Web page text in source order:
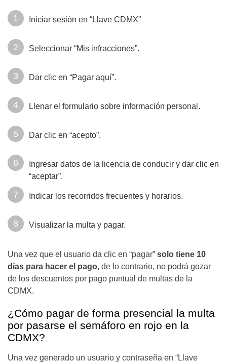
Iniciar sesión en “Llave CDMX”
Seleccionar “Mis infracciones”.
Dar clic en “Pagar aquí”.
Llenar el formulario sobre información personal.
Dar clic en “acepto”.
Ingresar datos de la licencia de conducir y dar clic en
“aceptar”.
Indicar los recorridos frecuentes y horarios.
Visualizar la multa y pagar.
Una vez que el usuario da clic en “pagar” solo tiene 10
días para hacer el pago, de lo contrario, no podrá gozar
de los descuentos por pago puntual de multas de la
CDMX.
¿Cómo pagar de forma presencial la multa
por pasarse el semáforo en rojo en la
CDMX?
Una vez generado un usuario y contraseña en “Llave